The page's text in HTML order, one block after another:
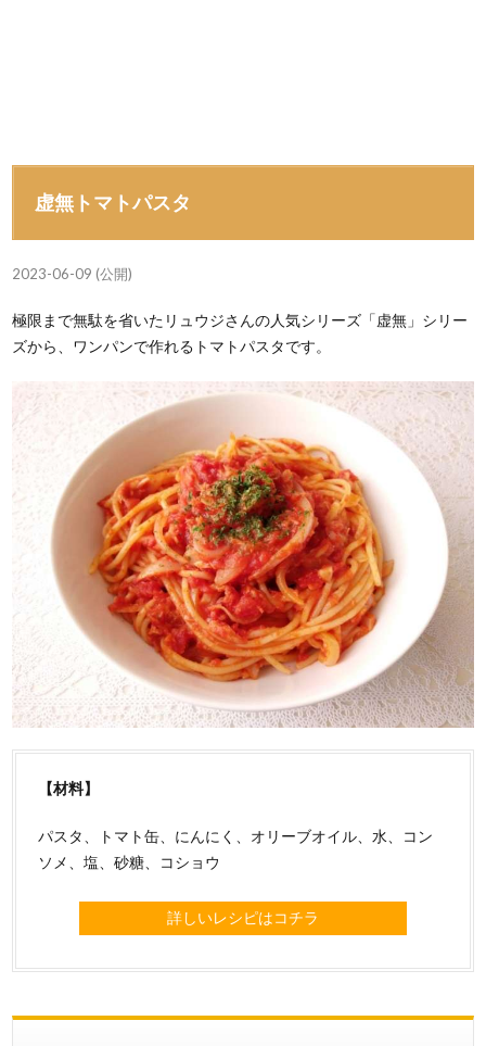
虚無トマトパスタ
2023-06-09 (公開)
極限まで無駄を省いたリュウジさんの人気シリーズ「虚無」シリー
ズから、ワンパンで作れるトマトパスタです。
【材料】
パスタ、トマト缶、にんにく、オリーブオイル、水、コン
ソメ、塩、砂糖、コショウ
詳しいレシピはコチラ